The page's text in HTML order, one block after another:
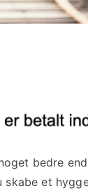
bedre
et